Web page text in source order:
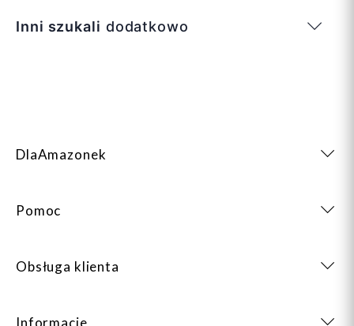
Inni szukali dodatkowo
DlaAmazonek
Pomoc
Obsługa klienta
Informacje